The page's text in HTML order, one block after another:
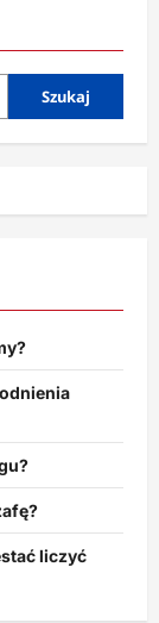
Szukaj
liczyć